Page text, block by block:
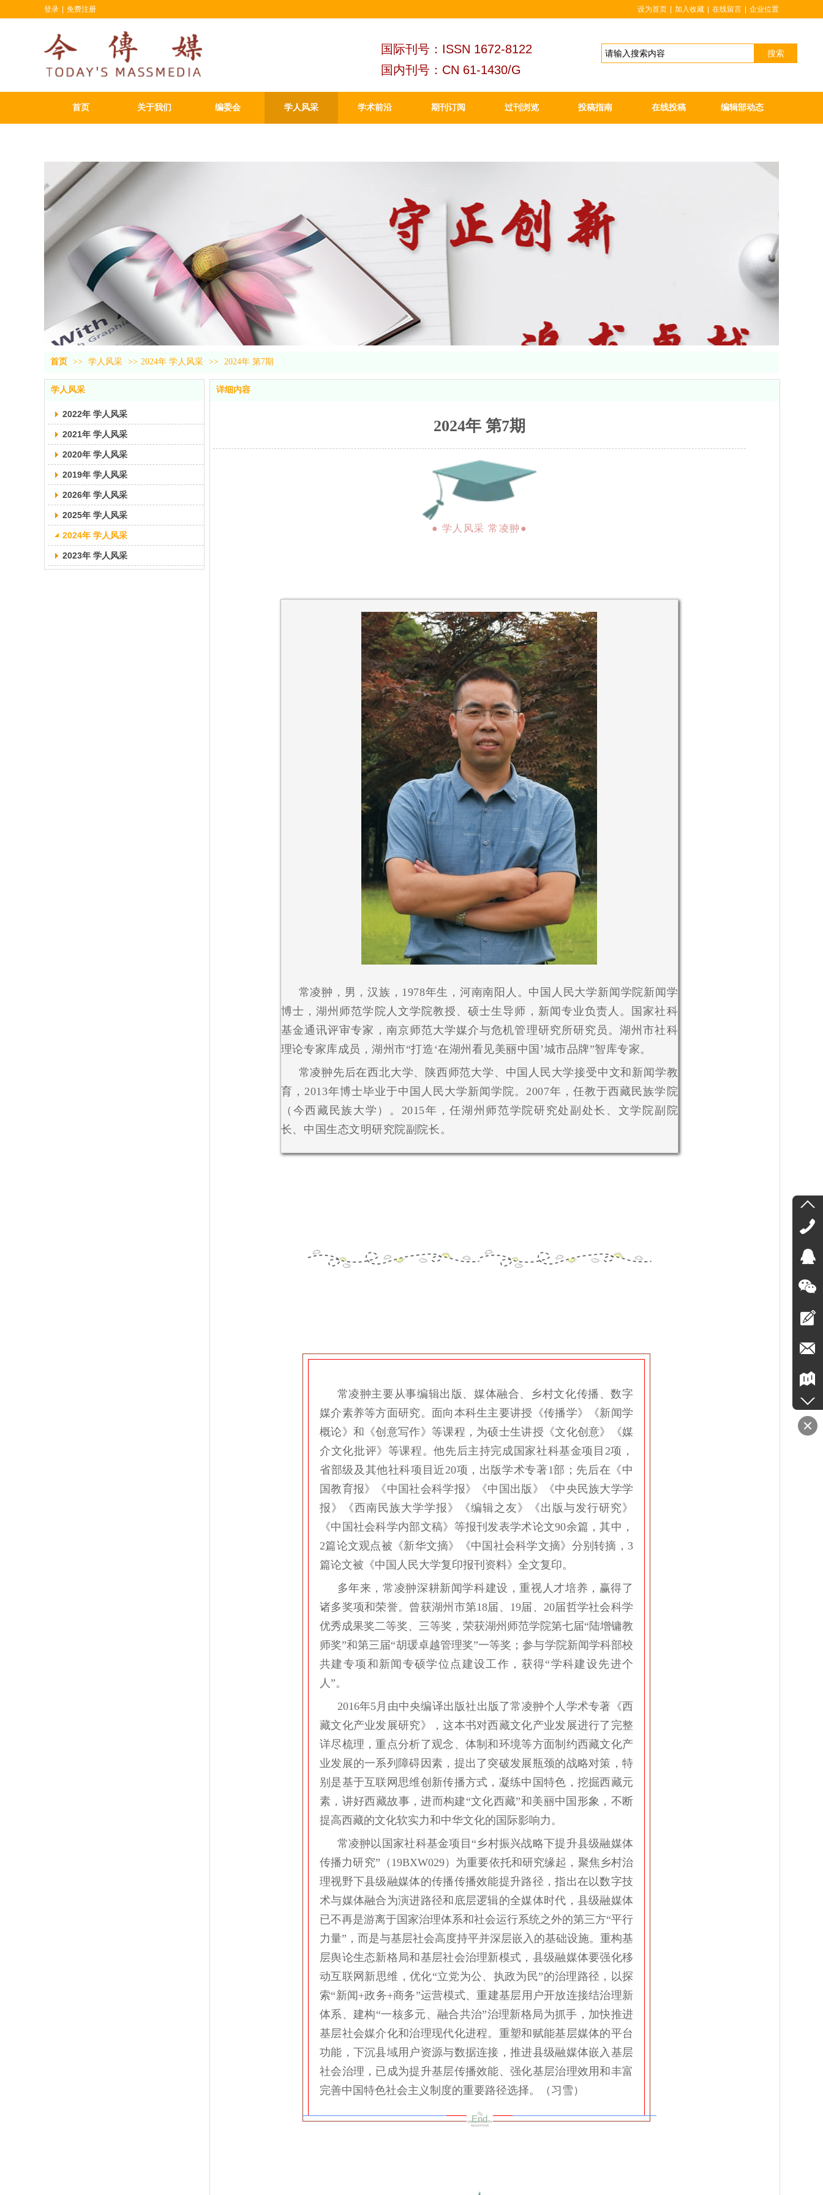
国际刊号：ISSN 1672-8122
国内刊号：CN 61-1430/G
搜索
登录 免费注册 设为首页 加入收藏 在线留言 企业位置
首页 关于我们 编委会 学人风采 学术前沿 期刊订阅 过刊浏览 投稿指南 在线投稿 编辑部动态
首页 >> 学人风采 >> 2024年 学人风采 >> 2024年 第7期
学人风采
2022年 学人风采
2021年 学人风采
2020年 学人风采
2019年 学人风采
2026年 学人风采
2025年 学人风采
2024年 学人风采
2023年 学人风采
详细内容
2024年 第7期
● 学人风采 常凌翀●
常凌翀，男，汉族，1978年生，河南南阳人。中国人民大学新闻学院新闻学
博士，湖州师范学院人文学院教授、硕士生导师，新闻专业负责人。国家社科
基金通讯评审专家，南京师范大学媒介与危机管理研究所研究员。湖州市社科
理论专家库成员，湖州市“打造‘在湖州看见美丽中国’城市品牌”智库专家。
常凌翀先后在西北大学、陕西师范大学、中国人民大学接受中文和新闻学教
育，2013年博士毕业于中国人民大学新闻学院。2007年，任教于西藏民族学院
（今西藏民族大学）。2015年，任湖州师范学院研究处副处长、文学院副院
长、中国生态文明研究院副院长。
常凌翀主要从事编辑出版、媒体融合、乡村文化传播、数字
媒介素养等方面研究。面向本科生主要讲授《传播学》《新闻学
概论》和《创意写作》等课程，为硕士生讲授《文化创意》《媒
介文化批评》等课程。他先后主持完成国家社科基金项目2项，
省部级及其他社科项目近20项，出版学术专著1部；先后在《中
国教育报》《中国社会科学报》《中国出版》《中央民族大学学
报》《西南民族大学学报》《编辑之友》《出版与发行研究》
《中国社会科学内部文稿》等报刊发表学术论文90余篇，其中，
2篇论文观点被《新华文摘》《中国社会科学文摘》分别转摘，3
篇论文被《中国人民大学复印报刊资料》全文复印。
多年来，常凌翀深耕新闻学科建设，重视人才培养，赢得了
诸多奖项和荣誉。曾获湖州市第18届、19届、20届哲学社会科学
优秀成果奖二等奖、三等奖，荣获湖州师范学院第七届“陆增镛教
师奖”和第三届“胡瑗卓越管理奖”一等奖；参与学院新闻学科部校
共建专项和新闻专硕学位点建设工作，获得“学科建设先进个
人”。
2016年5月由中央编译出版社出版了常凌翀个人学术专著《西
藏文化产业发展研究》，这本书对西藏文化产业发展进行了完整
详尽梳理，重点分析了观念、体制和环境等方面制约西藏文化产
业发展的一系列障碍因素，提出了突破发展瓶颈的战略对策，特
别是基于互联网思维创新传播方式，凝练中国特色，挖掘西藏元
素，讲好西藏故事，进而构建“文化西藏”和美丽中国形象，不断
提高西藏的文化软实力和中华文化的国际影响力。
常凌翀以国家社科基金项目“乡村振兴战略下提升县级融媒体
传播力研究”（19BXW029）为重要依托和研究缘起，聚焦乡村治
理视野下县级融媒体的传播传播效能提升路径，指出在以数字技
术与媒体融合为演进路径和底层逻辑的全媒体时代，县级融媒体
已不再是游离于国家治理体系和社会运行系统之外的第三方“平行
力量”，而是与基层社会高度持平并深层嵌入的基础设施。重构基
层舆论生态新格局和基层社会治理新模式，县级融媒体要强化移
动互联网新思维，优化“立党为公、执政为民”的治理路径，以探
索“新闻+政务+商务”运营模式、重建基层用户开放连接结治理新
体系、建构“一核多元、融合共治”治理新格局为抓手，加快推进
基层社会媒介化和治理现代化进程。重塑和赋能基层媒体的平台
功能，下沉县域用户资源与数据连接，推进县级融媒体嵌入基层
社会治理，已成为提升基层传播效能、强化基层治理效用和丰富
完善中国特色社会主义制度的重要路径选择。（习雪）
End